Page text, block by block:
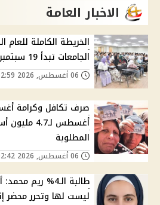
الاخبار العامة
الجامعات تبدأ 19 سبتمبر والمدارس 12 سبتمبر
أغسطس
المطلوبة
طالبة الـ4% ريم
ليست لها وتحرر محضر